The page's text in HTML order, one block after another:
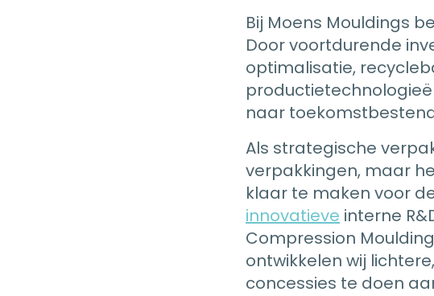
Bij Moens Mouldings
Door voortdurende
optimalisatie,
naar
Als strategische
verpakkingen, maar
klaar te maken voor
innovatieve interne
Compression
ontwikkelen wij
concessies te doen